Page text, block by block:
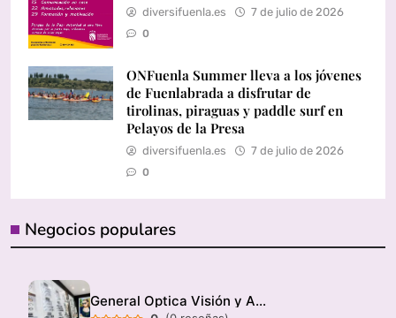
diversifuenla.es 7 de julio de 2026
0
ONFuenla Summer lleva a los jóvenes
de Fuenlabrada a disfrutar de
tirolinas, piraguas y paddle surf en
Pelayos de la Presa
diversifuenla.es 7 de julio de 2026
0
Negocios populares
General Optica Visión y Audición